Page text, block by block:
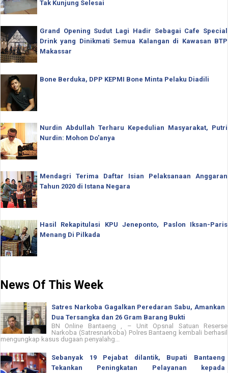
Tak Kunjung Selesai
Grand Opening Sudut Lagi Hadir Sebagai Cafe Special
Drink yang Dinikmati Semua Kalangan di Kawasan BTP
Makassar
Bone Berduka, DPP KEPMI Bone Minta Pelaku Diadili
Nurdin Abdullah Terharu Kepedulian Masyarakat, Putri
Nurdin: Mohon Do'anya
Mendagri Terima Daftar Isian Pelaksanaan Anggaran
Tahun 2020 di Istana Negara
Hasil Rekapitulasi KPU Jeneponto, Paslon Iksan-Paris
Menang Di Pilkada
News Of This Week
Satres Narkoba Gagalkan Peredaran Sabu, Amankan
Dua Tersangka dan 26 Gram Barang Bukti
BN Online Bantaeng , – Unit Opsnal Satuan Reserse
Narkoba (Satresnarkoba) Polres Bantaeng kembali berhasil
mengungkap kasus dugaan penyalahg...
Sebanyak 19 Pejabat dilantik, Bupati Bantaeng
Tekankan Peningkatan Pelayanan kepada